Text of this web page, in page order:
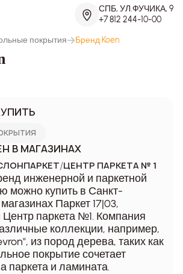
СПБ, УЛ.ФУЧИКА, 9
+7 812 244-10-00
покрытия Бренд Koen
В МАГАЗИНАХ
/ЦЕНТР ПАРКЕТА № 1
инженерной и паркетной
можно купить в Санкт-
Паркет 17|03,
паркета №1. Компания
коллекции, например,
из пород дерева, таких как
покрытие сочетает
паркета и ламината.